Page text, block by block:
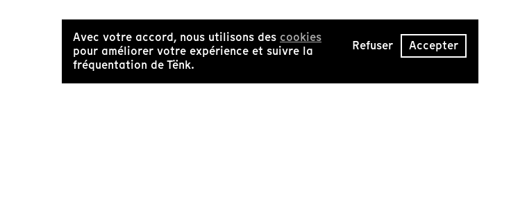
Avec votre accord, nous utilisons des cookies
pour améliorer votre expérience et suivre la
fréquentation de Tënk.
Refuser Accepter